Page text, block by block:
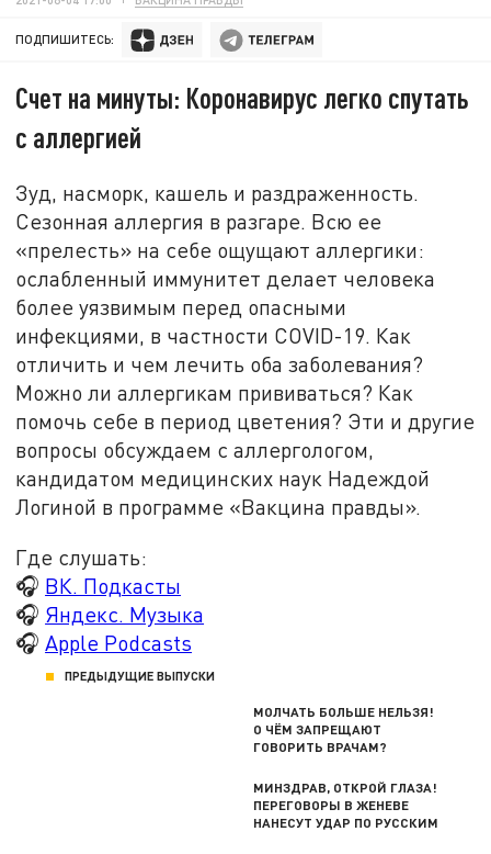
ПОДПИШИТЕСЬ:
Счет на минуты: Коронавирус легко спутать
с аллергией
Зуд, насморк, кашель и раздраженность.
Сезонная аллергия в разгаре. Всю ее
«прелесть» на себе ощущают аллергики:
ослабленный иммунитет делает человека
более уязвимым перед опасными
инфекциями, в частности COVID-19. Как
отличить и чем лечить оба заболевания?
Можно ли аллергикам прививаться? Как
помочь себе в период цветения? Эти и другие
вопросы обсуждаем с аллергологом,
кандидатом медицинских наук Надеждой
Логиной в программе «Вакцина правды».
Где слушать:
🎧 ВК. Подкасты
🎧 Яндекс. Музыка
🎧 Apple Podcasts
ПРЕДЫДУЩИЕ ВЫПУСКИ
МОЛЧАТЬ БОЛЬШЕ НЕЛЬЗЯ!
О ЧЁМ ЗАПРЕЩАЮТ
ГОВОРИТЬ ВРАЧАМ?
МИНЗДРАВ, ОТКРОЙ ГЛАЗА!
ПЕРЕГОВОРЫ В ЖЕНЕВЕ
НАНЕСУТ УДАР ПО РУССКИМ